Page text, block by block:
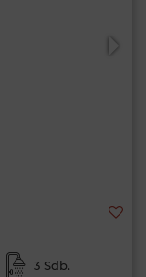
3 Sdb.